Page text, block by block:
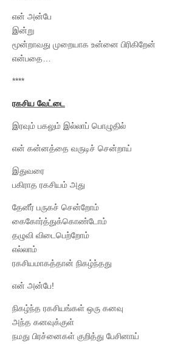
என் அன்பே
இன்று
மூன்றாவது முறையாக உன்னை பிரிகிறேன்
என்பதை…
****
ரகசிய வேட்டை
இரவும் பகலும் இல்லாப் பொழுதில்
என் கன்னத்தை வருடிச் சென்றாய்
இதுவரை
பகிராத ரகசியம் அது
தேனீர் பருகச் சென்றோம்
கைகோர்த்துக்கொண்டோம்
தழுவி விடைபெற்றோம்
எல்லாம்
ரகசியமாகத்தான் நிகழ்ந்தது
என் அன்பே!
நிகழ்ந்த ரகசியங்கள் ஒரு கனவு
அந்த கனவுக்குள்
நமது பிரச்னைகள் குறித்து பேசினாய்